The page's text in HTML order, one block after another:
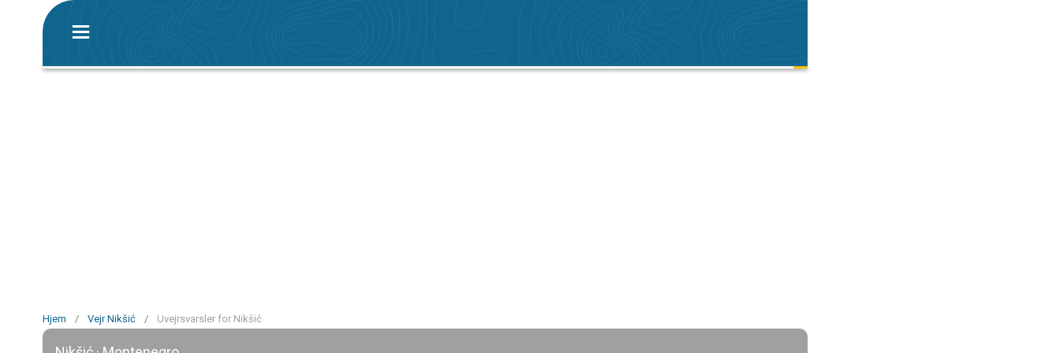
Hjem / Vejr Nikšić / Uvejrsvarsler for Nikšić